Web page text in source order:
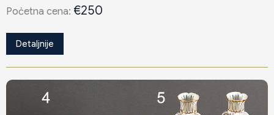
Poċetna cena: €250
Detaljnije